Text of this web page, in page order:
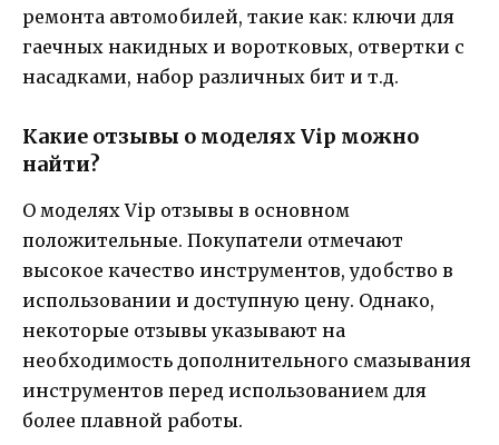
ремонта автомобилей, такие как: ключи для
гаечных накидных и воротковых, отвертки с
насадками, набор различных бит и т.д.
Какие отзывы о моделях Vip можно
найти?
О моделях Vip отзывы в основном
положительные. Покупатели отмечают
высокое качество инструментов, удобство в
использовании и доступную цену. Однако,
некоторые отзывы указывают на
необходимость дополнительного смазывания
инструментов перед использованием для
более плавной работы.